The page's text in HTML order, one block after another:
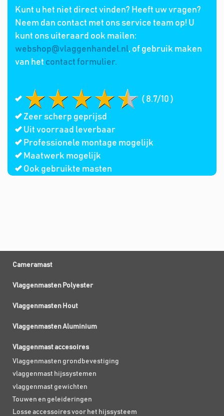
Kunt u het niet direct vinden? Heeft uw vragen?
Neem dan contact met ons service team op! U
kunt ons uiteraard ook mailen:
webshop@vlaggenhandel.nl, of gebruik maken
van het contact formulier.
( 8.7/10 )
Zeer scherp geprijsd
Uit voorraad leverbaar
Professionele montage mogelijk
Maatwerk mogelijk
Ook gebruikte masten
Cameramast
Vlaggenmasten Polyester
Vlaggenmasten Hout
Vlaggenmasten Aluminium
Vlaggenmast accesoires
Vlaggenmasten grondbevestiging
vlaggenmast hijssystemen
vlaggenmast gewichten
Touwen en geleideringen
Losse accessoires voor het hijssysteem